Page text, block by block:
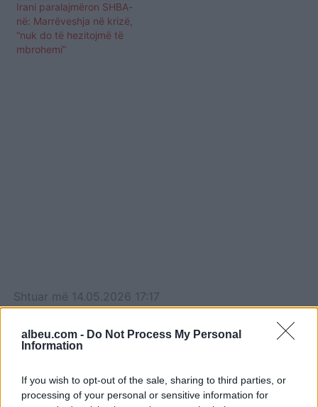
albeu.com - Do Not Process My Personal
Information
If you wish to opt-out of the sale, sharing to third parties, or
processing of your personal or sensitive information for
Irani paralajmëron SHBA-
në: Marrëveshja në krizë,
“nuk do të hezitojmë të
mbrohemi”
Shtuar më 14.05.2026 17:17